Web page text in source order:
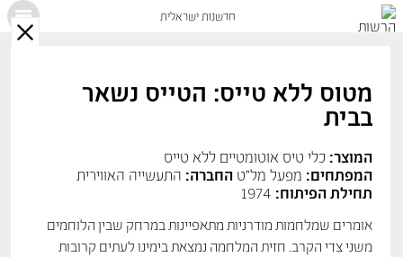
חדשנות ישראלית
מטוס ללא טייס: הטייס נשאר
בבית
המוצר: כלי טיס אוטומטיים ללא טייס
המפתחים: מפעל מל"ט החברה: התעשייה האווירית
תחילת הפיתוח:
אומרים שמלחמות מודרניות מתאפיינות במרחק שבין הלוחמים
משני צדי הקרב. חזית המלחמה נמצאת בימינו לעתים קרובות
X